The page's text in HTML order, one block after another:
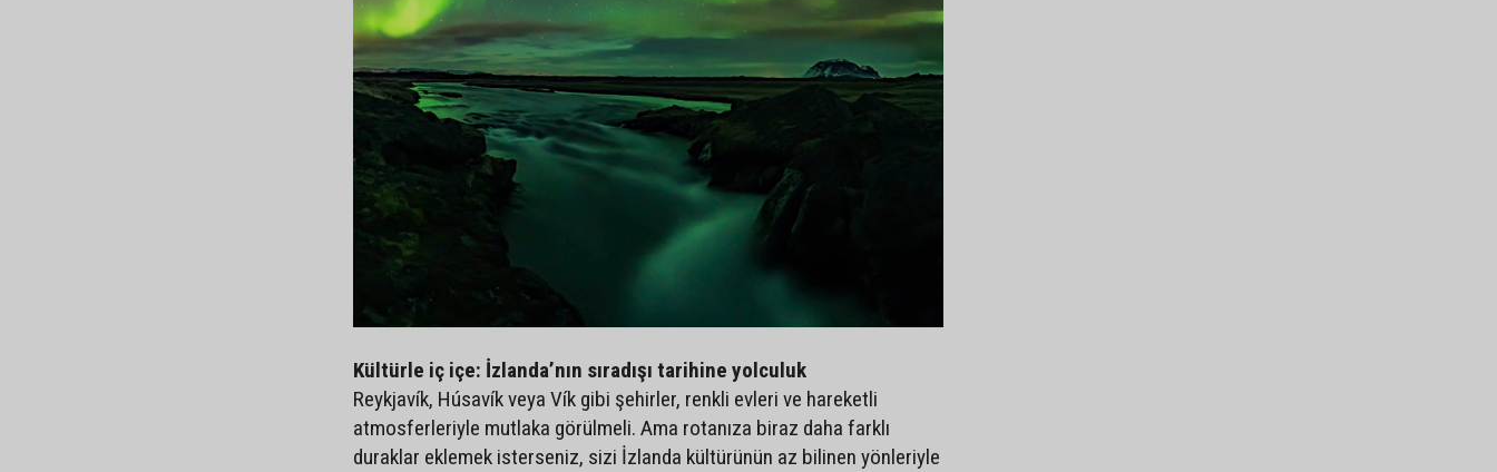
Kültürle iç içe: İzlanda’nın sıradışı tarihine yolculuk
Reykjavík, Húsavík veya Vík gibi şehirler, renkli evleri ve hareketli
atmosferleriyle mutlaka görülmeli. Ama rotanıza biraz daha farklı
duraklar eklemek isterseniz, sizi İzlanda kültürünün az bilinen yönleriyle